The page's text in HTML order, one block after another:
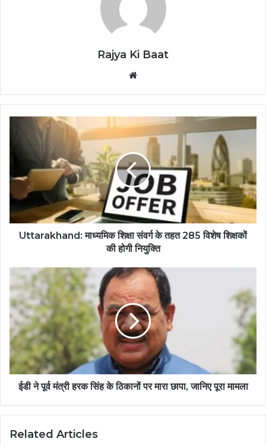
Rajya Ki Baat
Uttarakhand: माध्यमिक शिक्षा संवर्ग के तहत 285 विशेष शिक्षकों
की होगी नियुक्ति
ईडी ने पूर्व मंत्री हरक सिंह के ठिकानों पर मारा छापा, जानिए पूरा मामला
Related Articles